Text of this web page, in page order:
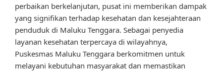
perbaikan berkelanjutan, pusat ini memberikan dampak
yang signifikan terhadap kesehatan dan kesejahteraan
penduduk di Maluku Tenggara. Sebagai penyedia
layanan kesehatan terpercaya di wilayahnya,
Puskesmas Maluku Tenggara berkomitmen untuk
melayani kebutuhan masyarakat dan memastikan